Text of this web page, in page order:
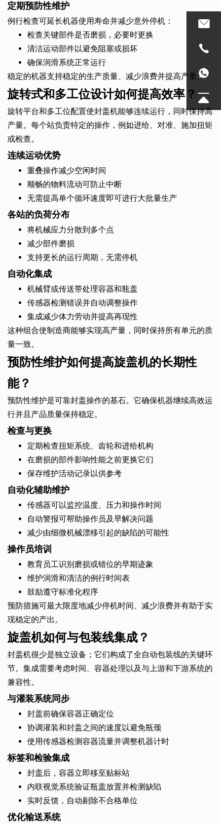
定期预防性维护
例行检查可延长机器使用寿命并减少意外停机：
检查关键部件是否磨损，必要时更换
清洁运动部件以避免阻塞或损坏
确保润滑系统正常运行
稳定的机器支持稳定的生产质量、减少浪费并提高产量。
旋转式和多工位设计如何提高效率？
旋转平台和多工位配置使封盖机能够连续运行，同时保持高
产量。每个站负责特定的操作，例如进给、对准、施加扭矩
或检查。
连续运动优势
重叠操作减少空闲时间
顺畅的物料流动可防止中断
无需提高单个循环速度即可进行大批量生产
各站的负荷分布
将机械应力分散到多个点
减少部件磨损
支持更长的运行周期，无需停机
自动化集成
机械臂或传送带处理容器和瓶盖
传感器检测错误并自动调整操作
集成减少体力劳动并提高再现性
这种组合使制造商能够实现高产量，同时保持所有单元的质
量一致。
预防性维护如何提高旋盖机的长期性
能？
预防性维护是可靠封盖操作的基石。它确保机器继续高效运
行并且产品质量保持稳定。
检查与更换
定期检查扭矩系统、齿轮和进给机构
在磨损的部件影响性能之前更换它们
保存维护活动记录以供参考
自动化辅助维护
传感器可以监控温度、压力和操作时间
自动警报可帮助操作员及早解决问题
减少由细微机械漂移引起的缺陷的可能性
操作员培训
教育员工识别磨损或错位的早期迹象
维护润滑和清洁的例行时间表
鼓励遵守标准化程序
预防措施可最大限度地减少停机时间、减少浪费并有助于实
现稳定的产出。
旋盖机如何与包装线集成？
封盖机很少是独立设备；它们构成了全自动包装线的关键环
节。集成需要考虑时间、容器处理以及与上游和下游系统的
兼容性。
与灌装系统同步
封盖前确保容器正确定位
协调灌装和封盖之间的速度以避免瓶颈
使用传感器检测容器流量并调整机器计时
标签和检验集成
封盖后，容器立即移至贴标站
内联视觉系统验证瓶盖放置并检测缺陷
实时反馈，自动剔除不合格单位
优化输送系统